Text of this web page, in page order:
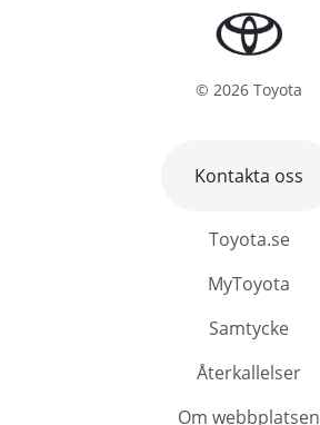
© 2026 Toyota
Toyota.se
MyToyota
Samtycke
Återkallelser
Om webbplatsen
Kontakta oss